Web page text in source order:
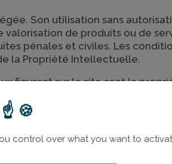
Son utilisation sans
valorisation de produits ou de
pénales et civiles. Les
la Propriété Intellectuelle.
figurant sur le site sont la
droits. L’utilisation de ces
Toute utilisation non
des personnes ou de toute
reproduction, représentation,
control over what you want to